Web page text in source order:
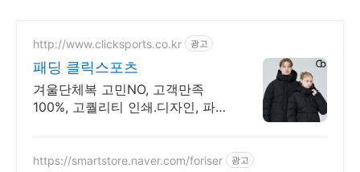
http://www.clicksports.co.kr 광고
패딩 클릭스포츠
겨울단체복 고민NO, 고객만족
100%, 고퀄리티 인쇄.디자인, 파격
https://smartstore.naver.com/foriser 광고